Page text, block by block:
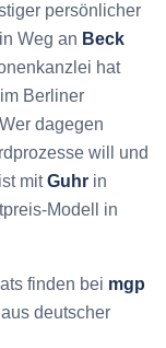
persönlicher
Weg an Beck
hat
Berliner
dagegen
will und
mitGuhr in
Modell in
finden bei mgp
deutscher